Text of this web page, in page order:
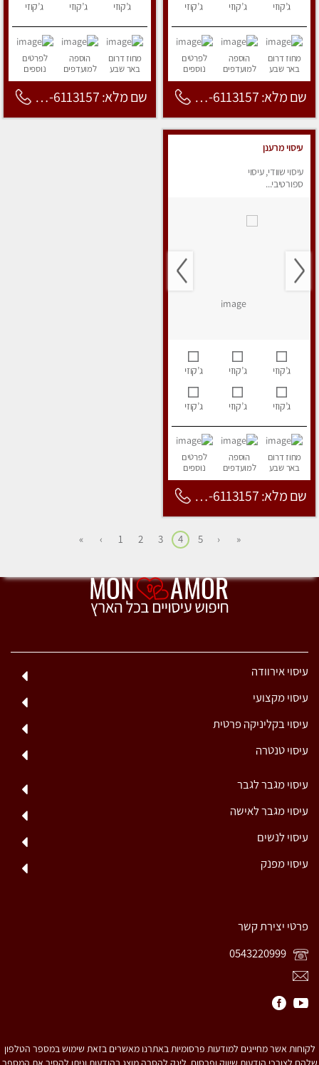
ג’קוזי ג’קוזי ג’קוזי
מחוז דרום
באר שבע
הוספה
למועדפים
לפרטים
נוספים
שם מלא: 053-6113157
ג’קוזי ג’קוזי ג’קוזי
מחוז דרום
באר שבע
הוספה
למועדפים
לפרטים
נוספים
שם מלא: 053-6113157
עיסוי מרענן
עיסוי שוודי, עיסוי
ספורטיבי...
ג’קוזי ג’קוזי ג’קוזי
ג’קוזי ג’קוזי ג’קוזי
מחוז דרום
באר שבע
הוספה
למועדפים
לפרטים
נוספים
שם מלא: 053-6113157
«
‹
5
4
3
2
1
›
»
עיסוי אירוודה
עיסוי מקצועי
עיסוי בקליניקה פרטית
עיסוי טנטרה
עיסוי מגבר לגבר
עיסוי מגבר לאישה
עיסוי לנשים
עיסוי מפנק
פרטי יצירת קשר
לקוחות אשר מחייגים למודעות פרסומיות באתרנו מאשרים בזאת שימוש במספר הטלפון